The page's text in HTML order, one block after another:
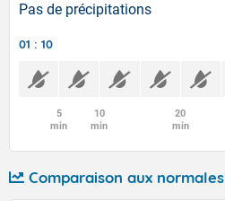
Pas de précipitations
01 : 10
5
min
10
min
20
min
Comparaison aux normales